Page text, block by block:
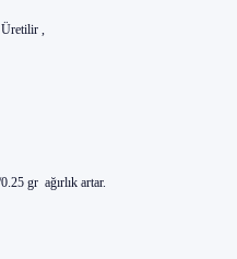
Üretilir ,
gr ağırlık artar.